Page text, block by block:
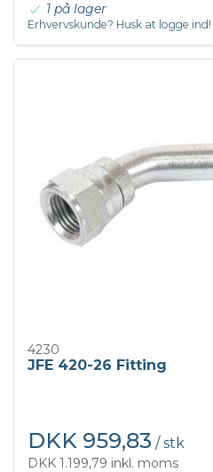
1 på lager
Erhvervskunde? Husk at logge ind!
4230
JFE 420-26 Fitting
DKK 959,83 / stk
DKK 1.199,79 inkl. moms